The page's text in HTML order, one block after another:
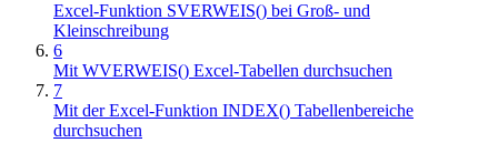
Excel-Funktion SVERWEIS() bei Groß- und
Kleinschreibung
6
Mit WVERWEIS() Excel-Tabellen durchsuchen
7
Mit der Excel-Funktion INDEX() Tabellenbereiche
durchsuchen